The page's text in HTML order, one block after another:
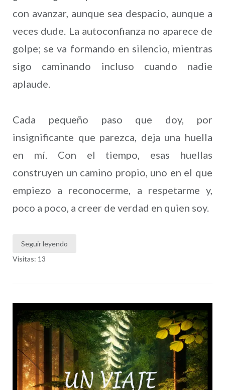
con avanzar, aunque sea despacio, aunque a
veces dude. La autoconfianza no aparece de
golpe; se va formando en silencio, mientras
sigo caminando incluso cuando nadie
aplaude.
Cada pequeño paso que doy, por
insignificante que parezca, deja una huella
en mí. Con el tiempo, esas huellas
construyen un camino propio, uno en el que
empiezo a reconocerme, a respetarme y,
poco a poco, a creer de verdad en quien soy.
Seguir leyendo
Visitas: 13